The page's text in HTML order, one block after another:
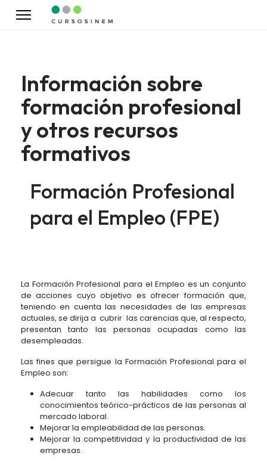
Información sobre
formación profesional
y otros recursos
formativos
Formación Profesional
para el Empleo (FPE)
La Formación Profesional para el Empleo es un conjunto
de acciones cuyo objetivo es ofrecer formación que,
teniendo en cuenta las necesidades de las empresas
actuales, se dirija a cubrir las carencias que, al respecto,
presentan tanto las personas ocupadas como las
desempleadas.
Las fines que persigue la Formación Profesional para el
Empleo son:
Adecuar tanto las habilidades como los
conocimientos teórico-prácticos de las personas al
mercado laboral.
Mejorar la empleabilidad de las personas.
Mejorar la competitividad y la productividad de las
empresas.